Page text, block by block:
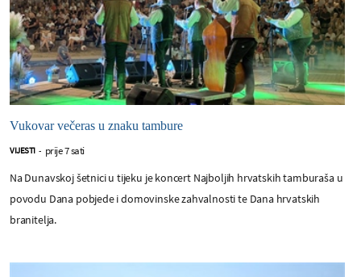
Vukovar večeras u znaku tambure
VIJESTI - prije 7 sati
Na Dunavskoj šetnici u tijeku je koncert Najboljih hrvatskih tamburaša u
povodu Dana pobjede i domovinske zahvalnosti te Dana hrvatskih
branitelja.